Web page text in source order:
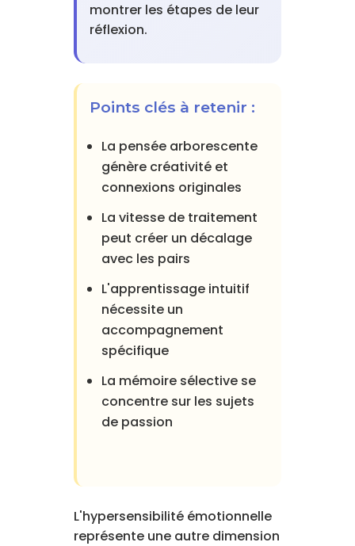
montrer les étapes de leur
réflexion.
Points clés à retenir :
La pensée arborescente
génère créativité et
connexions originales
La vitesse de traitement
peut créer un décalage
avec les pairs
L'apprentissage intuitif
nécessite un
accompagnement
spécifique
La mémoire sélective se
concentre sur les sujets
de passion
L'hypersensibilité émotionnelle
représente une autre dimension